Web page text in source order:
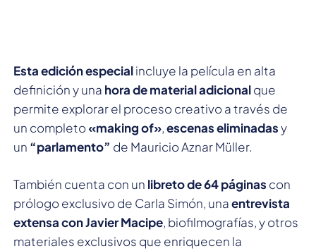
Esta edición especialincluye la película en alta
definición y una hora de material adicionalque
permite explorar el proceso creativo a través de
un completo«making of»,escenas eliminadasy
un “parlamento” de Mauricio Aznar Müller.
También cuenta con un libreto de 64 páginas con
prólogo exclusivo de Carla Simón, unaentrevista
extensa con Javier Macipe, biofilmografías, y otros
materiales exclusivos que enriquecen la